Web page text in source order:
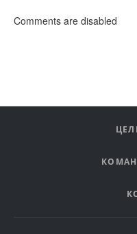
Comments are disabled